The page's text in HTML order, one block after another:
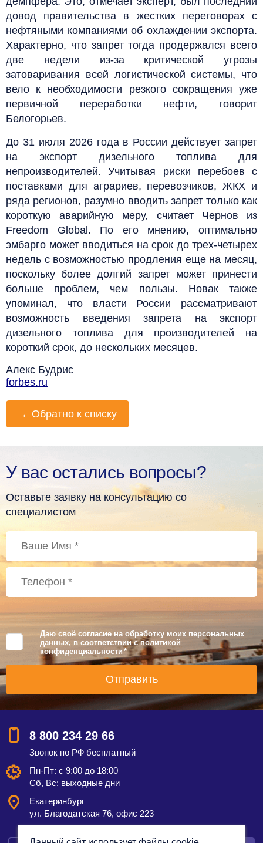
довод правительства в жестких переговорах с
нефтяными компаниями об охлаждении экспорта.
Характерно, что запрет тогда продержался всего
две недели из-за критической угрозы
затоваривания всей логистической системы, что
вело к необходимости резкого сокращения уже
первичной переработки нефти, говорит
Белогорьев.
До 31 июля 2026 года в России действует запрет
на экспорт дизельного топлива для
непроизводителей. Учитывая риски перебоев с
поставками для аграриев, перевозчиков, ЖКХ и
ряда регионов, разумно вводить запрет только как
короткую аварийную меру, считает Чернов из
Freedom Global. По его мнению, оптимально
эмбарго может вводиться на срок до трех-четырех
недель с возможностью продления еще на месяц,
поскольку более долгий запрет может принести
больше проблем, чем пользы. Новак также
упоминал, что власти России рассматривают
возможность введения запрета на экспорт
дизельного топлива для производителей на
короткий срок, до нескольких месяцев.
Алекс Будрис
forbes.ru
← Обратно к списку
У вас остались вопросы?
Оставьте заявку на консультацию со
специалистом
Даю своё согласие на обработку моих персональных
данных, в соответствии сполитикой
конфиденциальности *
8 800 234 29 66
Звонок по РФ бесплатный
Пн-Пт: с 9:00 до 18:00
Сб, Вс: выходные дни
Екатеринбург
ул. Благодатская 76, офис 223